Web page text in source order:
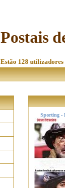
Postais
Estão 128
Sporting -